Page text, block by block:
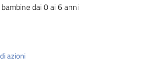
dai 0 ai 6 anni
azioni